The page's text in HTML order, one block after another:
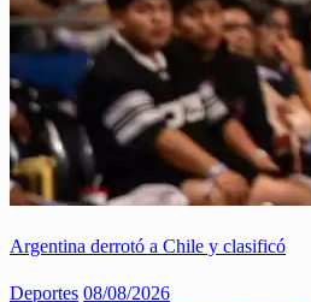
Argentina derrotó a Chile y clasificó
Deportes 08/08/2026